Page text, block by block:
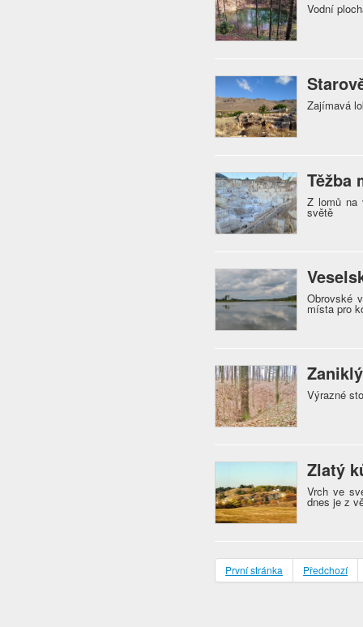
Vodní
Zajímavá
Těžba
Z lomů na
světě
Obrovské
místa pro
Výrazné
Zlatý
Vrch ve
dnes je z
První stránka Předchozí